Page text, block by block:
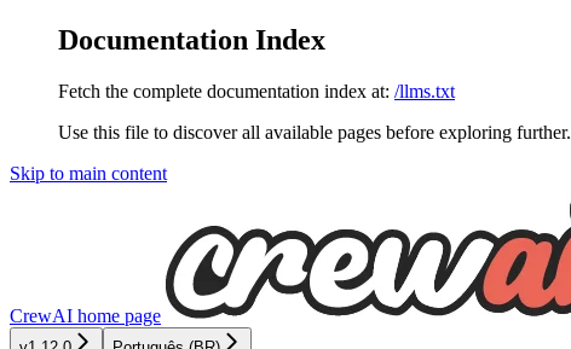
Documentation Index
Fetch the complete documentation index at: /llms.txt
Use this file to discover all available pages before exploring further.
Skip to main content
CrewAI home page